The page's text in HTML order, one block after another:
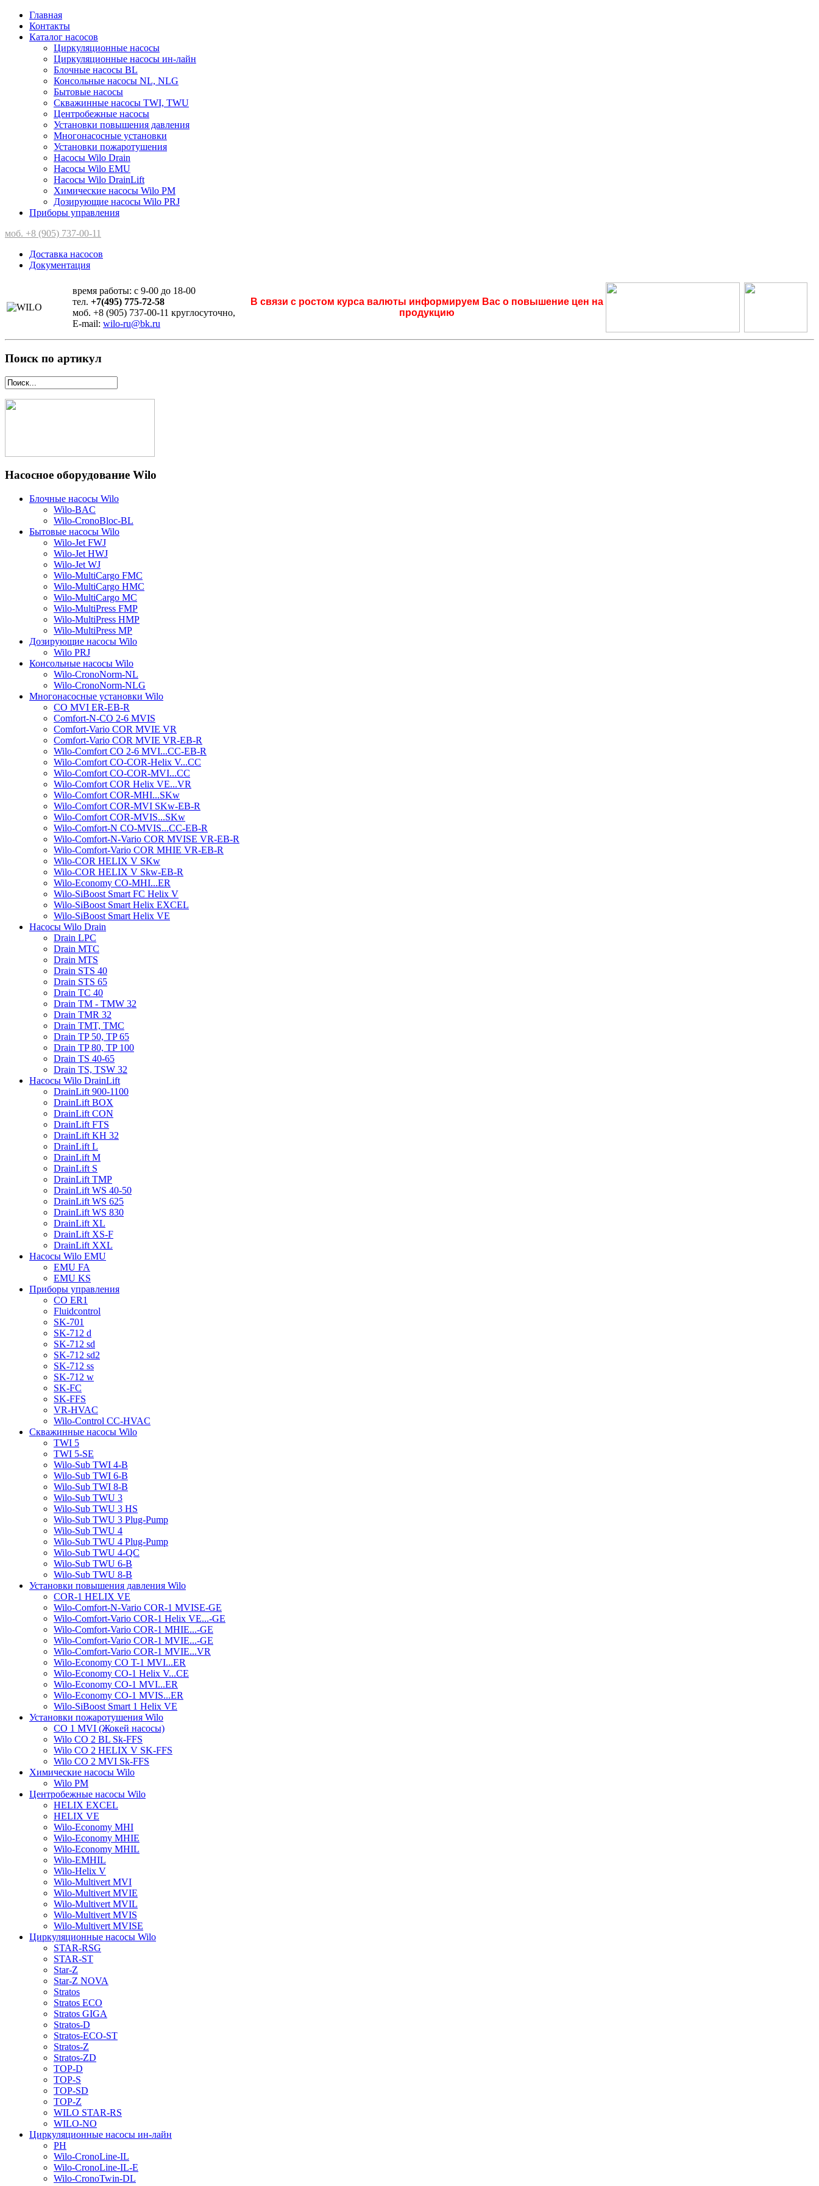
Главная
Контакты
Каталог насосов
Циркуляционные насосы
Циркуляционные насосы ин-лайн
Блочные насосы BL
Консольные насосы NL, NLG
Бытовые насосы
Скважинные насосы TWI, TWU
Центробежные насосы
Установки повышения давления
Многонасосные установки
Установки пожаротушения
Насосы Wilo Drain
Насосы Wilo EMU
Насосы Wilo DrainLift
Химические насосы Wilo PM
Дозирующие насосы Wilo PRJ
Приборы управления
моб. +8 (905) 737-00-11
Доставка насосов
Документация
время работы: с 9-00 до 18-00
тел. +7(495) 775-72-58
моб. +8 (905) 737-00-11 круглосуточно,
E-mail: wilo-ru@bk.ru
В связи с ростом курса валюты информируем Вас о повышение цен на
продукцию
Поиск по артикул
Насосное оборудование Wilo
Блочные насосы Wilo
Wilo-BAC
Wilo-CronoBloc-BL
Бытовые насосы Wilo
Wilo-Jet FWJ
Wilo-Jet HWJ
Wilo-Jet WJ
Wilo-MultiCargo FMC
Wilo-MultiCargo HMC
Wilo-MultiCargo MC
Wilo-MultiPress FMP
Wilo-MultiPress HMP
Wilo-MultiPress MP
Дозирующие насосы Wilo
Wilo PRJ
Консольные насосы Wilo
Wilo-CronoNorm-NL
Wilo-CronoNorm-NLG
Многонасосные установки Wilo
CO MVI ER-EB-R
Comfort-N-CO 2-6 MVIS
Comfort-Vario COR MVIE VR
Comfort-Vario COR MVIE VR-EB-R
Wilo-Comfort CO 2-6 MVI...CC-EB-R
Wilo-Comfort CO-COR-Helix V...CC
Wilo-Comfort CO-COR-MVI...CC
Wilo-Comfort COR Helix VE...VR
Wilo-Comfort COR-MHI...SKw
Wilo-Comfort COR-MVI SKw-EB-R
Wilo-Comfort COR-MVIS...SKw
Wilo-Comfort-N CO-MVIS...CC-EB-R
Wilo-Comfort-N-Vario COR MVISE VR-EB-R
Wilo-Comfort-Vario COR MHIE VR-EB-R
Wilo-COR HELIX V SKw
Wilo-COR HELIX V Skw-EB-R
Wilo-Economy CO-MHI...ER
Wilo-SiBoost Smart FC Helix V
Wilo-SiBoost Smart Helix EXCEL
Wilo-SiBoost Smart Helix VE
Насосы Wilo Drain
Drain LPC
Drain MTC
Drain MTS
Drain STS 40
Drain STS 65
Drain TC 40
Drain TM - TMW 32
Drain TMR 32
Drain TMT, TMC
Drain TP 50, TP 65
Drain TP 80, TP 100
Drain TS 40-65
Drain TS, TSW 32
Насосы Wilo DrainLift
DrainLift 900-1100
DrainLift BOX
DrainLift CON
DrainLift FTS
DrainLift KH 32
DrainLift L
DrainLift M
DrainLift S
DrainLift TMP
DrainLift WS 40-50
DrainLift WS 625
DrainLift WS 830
DrainLift XL
DrainLift XS-F
DrainLift XXL
Насосы Wilo EMU
EMU FA
EMU KS
Приборы управления
CO ER1
Fluidcontrol
SK-701
SK-712 d
SK-712 sd
SK-712 sd2
SK-712 ss
SK-712 w
SK-FC
SK-FFS
VR-HVAC
Wilo-Control CC-HVAC
Скважинные насосы Wilo
TWI 5
TWI 5-SE
Wilo-Sub TWI 4-B
Wilo-Sub TWI 6-B
Wilo-Sub TWI 8-B
Wilo-Sub TWU 3
Wilo-Sub TWU 3 HS
Wilo-Sub TWU 3 Plug-Pump
Wilo-Sub TWU 4
Wilo-Sub TWU 4 Plug-Pump
Wilo-Sub TWU 4-QC
Wilo-Sub TWU 6-B
Wilo-Sub TWU 8-B
Установки повышения давления Wilo
COR-1 HELIX VE
Wilo-Comfort-N-Vario COR-1 MVISE-GE
Wilo-Comfort-Vario COR-1 Helix VE...-GE
Wilo-Comfort-Vario COR-1 MHIE...-GE
Wilo-Comfort-Vario COR-1 MVIE...-GE
Wilo-Comfort-Vario COR-1 MVIE...VR
Wilo-Economy CO T-1 MVI...ER
Wilo-Economy CO-1 Helix V...CE
Wilo-Economy CO-1 MVI...ER
Wilo-Economy CO-1 MVIS...ER
Wilo-SiBoost Smart 1 Helix VE
Установки пожаротушения Wilo
CO 1 MVI (Жокей насосы)
Wilo CO 2 BL Sk-FFS
Wilo CO 2 HELIX V SK-FFS
Wilo CO 2 MVI Sk-FFS
Химические насосы Wilo
Wilo PM
Центробежные насосы Wilo
HELIX EXCEL
HELIX VE
Wilo-Economy MHI
Wilo-Economy MHIE
Wilo-Economy MHIL
Wilo-EMHIL
Wilo-Helix V
Wilo-Multivert MVI
Wilo-Multivert MVIE
Wilo-Multivert MVIL
Wilo-Multivert MVIS
Wilo-Multivert MVISE
Циркуляционные насосы Wilo
STAR-RSG
STAR-ST
Star-Z
Star-Z NOVA
Stratos
Stratos ECO
Stratos GIGA
Stratos-D
Stratos-ECO-ST
Stratos-Z
Stratos-ZD
TOP-D
TOP-S
TOP-SD
TOP-Z
WILO STAR-RS
WILO-NO
Циркуляционные насосы ин-лайн
PH
Wilo-CronoLine-IL
Wilo-CronoLine-IL-E
Wilo-CronoTwin-DL